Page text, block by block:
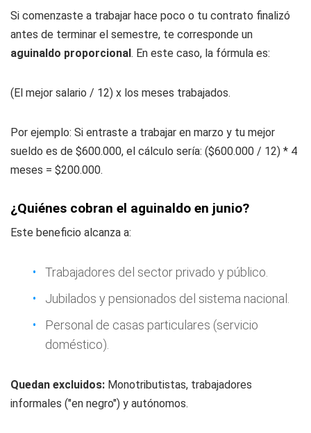
Si comenzaste a trabajar hace poco o tu contrato finalizó
antes de terminar el semestre, te corresponde un
aguinaldo proporcional. En este caso, la fórmula es:
(El mejor salario / 12) x los meses trabajados.
Por ejemplo: Si entraste a trabajar en marzo y tu mejor
sueldo es de $600.000, el cálculo sería: ($600.000 / 12) * 4
meses = $200.000.
¿Quiénes cobran el aguinaldo en junio?
Este beneficio alcanza a:
Trabajadores del sector privado y público.
Jubilados y pensionados del sistema nacional.
Personal de casas particulares (servicio
doméstico).
Quedan excluidos: Monotributistas, trabajadores
informales ("en negro") y autónomos.